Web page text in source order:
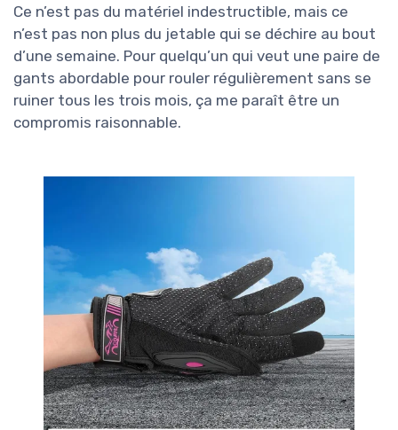
Ce n’est pas du matériel indestructible, mais ce
n’est pas non plus du jetable qui se déchire au bout
d’une semaine. Pour quelqu’un qui veut une paire de
gants abordable pour rouler régulièrement sans se
ruiner tous les trois mois, ça me paraît être un
compromis raisonnable.